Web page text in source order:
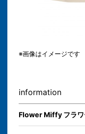
※画像はイメージです
information
Flower Miffy フラワ